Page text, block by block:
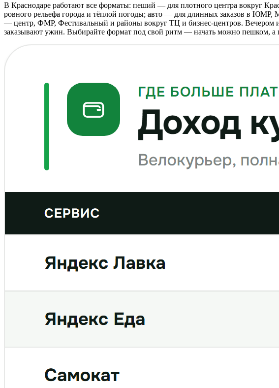
В Краснодаре работают все форматы: пеший — для плотного центра вокруг
ровного рельефа города и тёплой погоды; авто — для длинных заказов в
— центр, ФМР, Фестивальный и районы вокруг ТЦ и бизнес-центров. Вечером
заказывают ужин. Выбирайте формат под свой ритм — начать можно пешком, а